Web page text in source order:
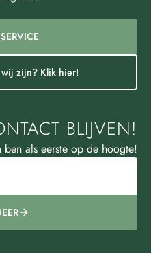
zijn? Klik hier!
BLIJVEN!
als eerste op de hoogte!